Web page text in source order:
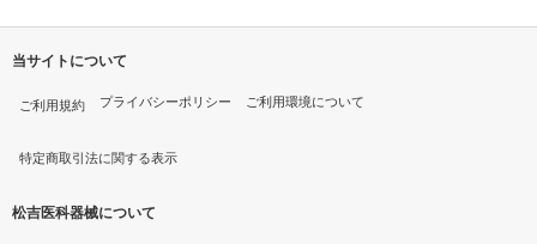
当サイトについて
ご利用規約 プライバシーポリシー ご利用環境について
特定商取引法に関する表示
松吉医科器械について